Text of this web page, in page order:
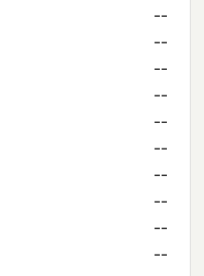
--
--
--
--
--
--
--
--
--
--